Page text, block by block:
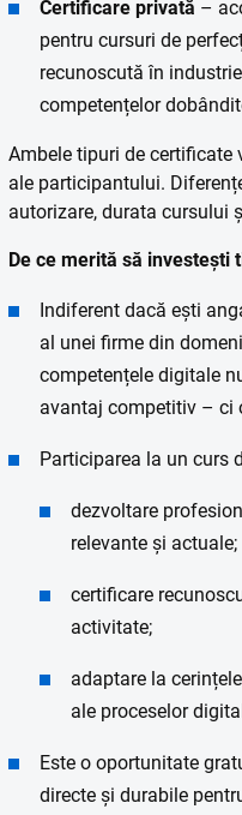
Certificare privată –
pentru cursuri de
recunoscută în
competențelor
Ambele tipuri de
ale participantului.
autorizare, durata cursului
De ce merită să investești
Indiferent dacă ești
al unei firme din
competențele digitale
avantaj competitiv – ci
Participarea la un curs
dezvoltare
relevante și actuale;
certificare
activitate;
adaptare la
ale proceselor
Este o oportunitate
directe și durabile